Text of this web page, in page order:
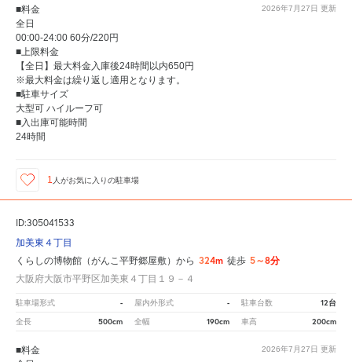
2026年7月27日 更新
■料金
全日
00:00-24:00 60分/220円
■上限料金
【全日】最大料金入庫後24時間以内650円
※最大料金は繰り返し適用となります。
■駐車サイズ
大型可 ハイルーフ可
■入出庫可能時間
24時間
1 人がお気に入りの駐車場
ID:305041533
加美東４丁目
くらしの博物館（がんこ平野郷屋敷）から 324m 徒歩 5～8分
大阪府大阪市平野区加美東４丁目１９－４
駐車場形式 - 屋内外形式 - 駐車台数 12台
全長 500cm 全幅 190cm 車高 200cm
2026年7月27日 更新
■料金